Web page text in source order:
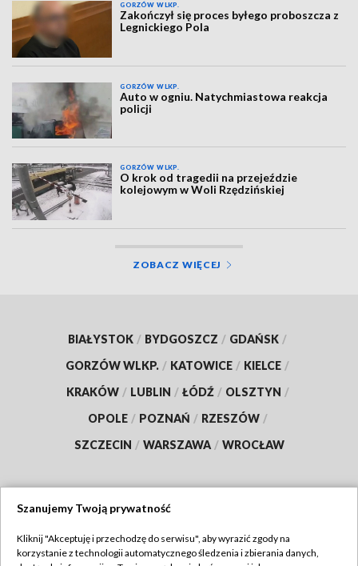
GORZÓW WLKP.
Zakończył się proces byłego proboszcza z
Legnickiego Pola
GORZÓW WLKP.
Auto w ogniu. Natychmiastowa reakcja
policji
GORZÓW WLKP.
O krok od tragedii na przejeździe
kolejowym w Woli Rzędzińskiej
ZOBACZ WIĘCEJ
BIAŁYSTOK / BYDGOSZCZ / GDAŃSK /
GORZÓW WLKP. / KATOWICE / KIELCE /
KRAKÓW / LUBLIN / ŁÓDŹ / OLSZTYN /
OPOLE / POZNAŃ / RZESZÓW /
SZCZECIN / WARSZAWA / WROCŁAW
TVP
Szanujemy Twoją prywatność
Kliknij "Akceptuję i przechodzę do serwisu", aby wyrazić zgody na
korzystanie z technologii automatycznego śledzenia i zbierania danych,